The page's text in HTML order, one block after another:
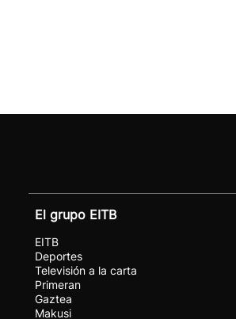
El grupo EITB
EITB
Deportes
Televisión a la carta
Primeran
Gaztea
Makusi